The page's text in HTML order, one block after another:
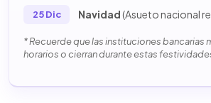
25 Dic Navidad(Asueto nacional
* Recuerde que las instituciones bancarias
horarios o cierran durante estas